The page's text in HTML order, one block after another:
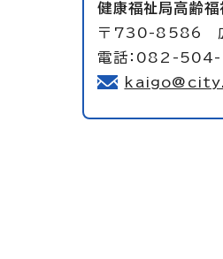
健康福祉局高齢
〒730-8586 広
電話：082-